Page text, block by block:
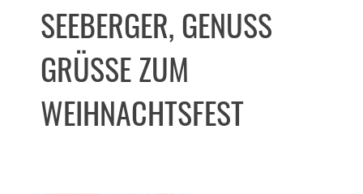
SEEBERGER, GENUSS
GRÜSSE ZUM W
EIHNACHTSFEST